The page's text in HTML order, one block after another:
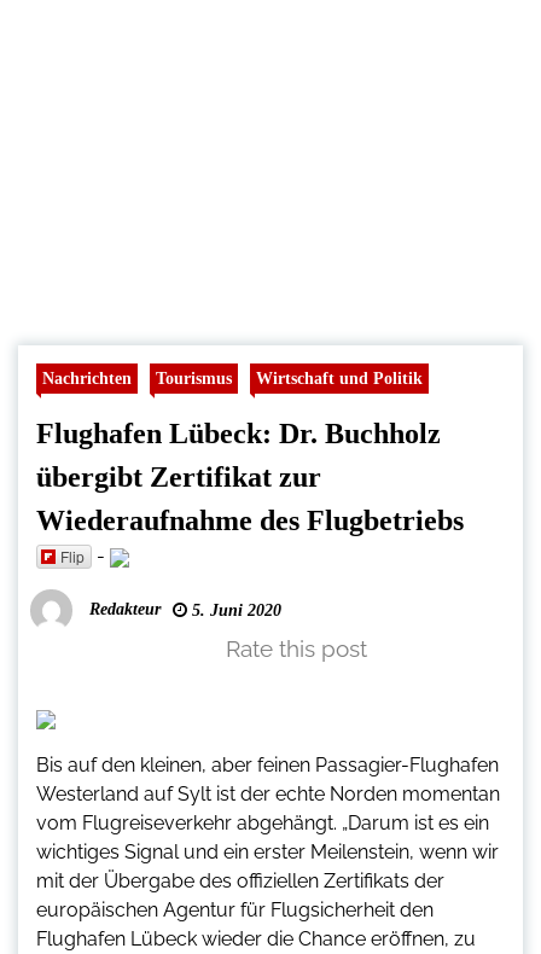
Nachrichten Tourismus Wirtschaft und Politik
Flughafen Lübeck: Dr. Buchholz
übergibt Zertifikat zur
Wiederaufnahme des Flugbetriebs
Flip -
Redakteur 5. Juni 2020
Rate this post
Bis auf den kleinen, aber feinen Passagier-Flughafen
Westerland auf Sylt ist der echte Norden momentan
vom Flugreiseverkehr abgehängt. „Darum ist es ein
wichtiges Signal und ein erster Meilenstein, wenn wir
mit der Übergabe des offiziellen Zertifikats der
europäischen Agentur für Flugsicherheit den
Flughafen Lübeck wieder die Chance eröffnen, zu